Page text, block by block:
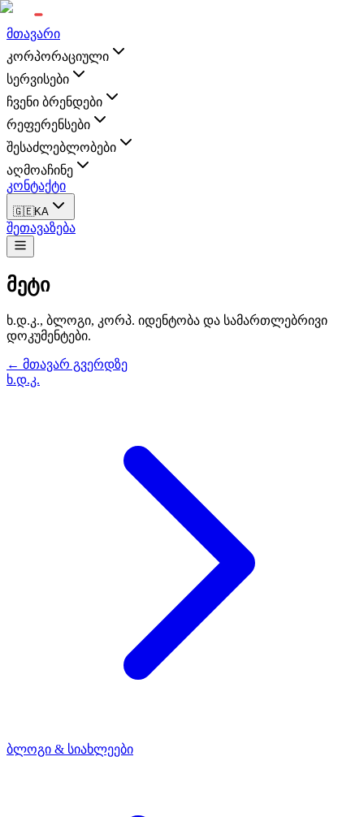
მთავარი
კორპორაციული
სერვისები
ჩვენი ბრენდები
რეფერენსები
შესაძლებლობები
აღმოაჩინე
კონტაქტი
🇬🇪KA
შეთავაზება
მეტი
ხ.დ.კ., ბლოგი, კორპ. იდენტობა და სამართლებრივი
დოკუმენტები.
← მთავარ გვერდზე
ხ.დ.კ.
ბლოგი & სიახლეები